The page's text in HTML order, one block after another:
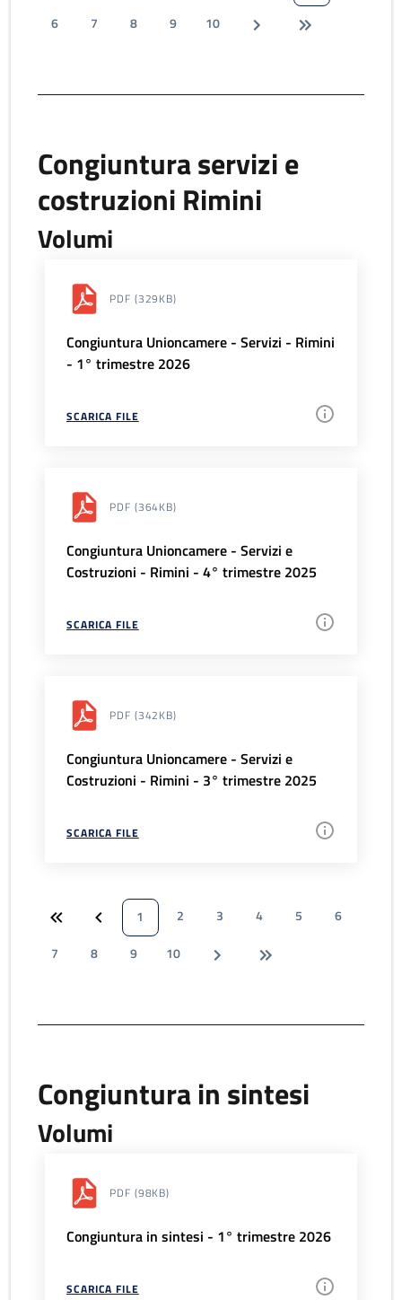
6
7 8 9 10
Congiuntura servizi e
costruzioni Rimini
Volumi
PDF (329KB)
Congiuntura Unioncamere - Servizi - Rimini
- 1° trimestre 2026
SCARICA FILE
PDF (364KB)
Congiuntura Unioncamere - Servizi e
Costruzioni - Rimini - 4° trimestre 2025
SCARICA FILE
PDF (342KB)
Congiuntura Unioncamere - Servizi e
Costruzioni - Rimini - 3° trimestre 2025
SCARICA FILE
1 2 3 4 5
6
7
8 9 10
Congiuntura in sintesi
Volumi
PDF (98KB)
Congiuntura in sintesi - 1° trimestre 2026
SCARICA FILE